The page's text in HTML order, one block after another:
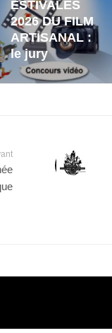
ESTIVALES
2026 DU FILM
ARTISANAL :
le jury